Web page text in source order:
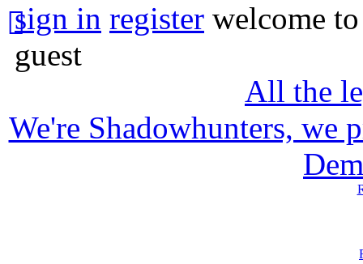
sign in register welcome
guest
All the
We're Shadowhunters, we